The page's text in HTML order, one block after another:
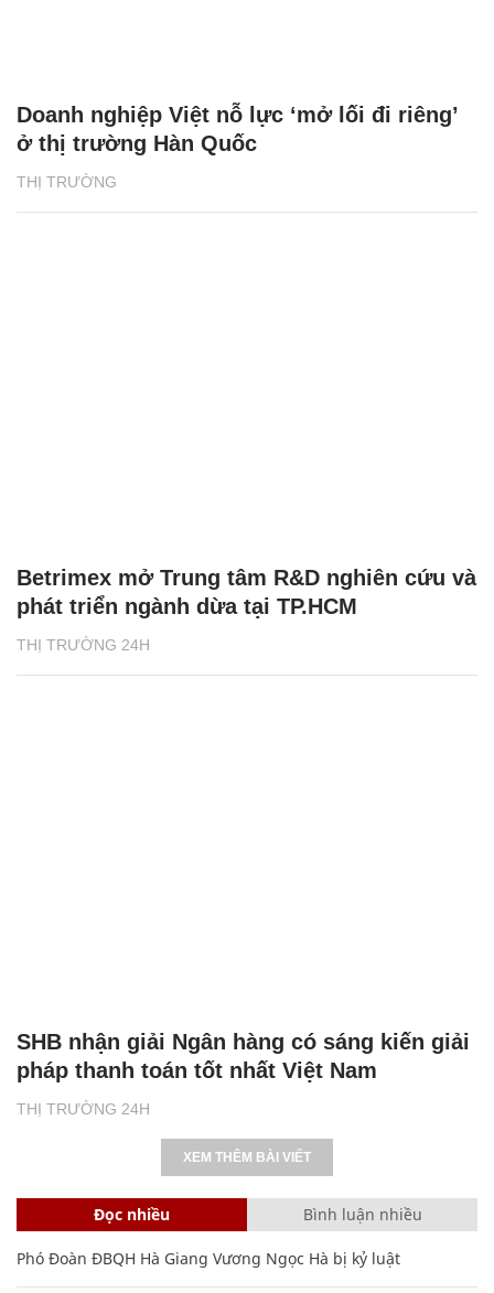
THỊ TRƯỜNG
Doanh nghiệp Việt nỗ lực ‘mở lối đi riêng’
ở thị trường Hàn Quốc
THỊ TRƯỜNG 24H
Betrimex mở Trung tâm R&D nghiên cứu và
phát triển ngành dừa tại TP.HCM
THỊ TRƯỜNG 24H
SHB nhận giải Ngân hàng có sáng kiến giải
pháp thanh toán tốt nhất Việt Nam
XEM THÊM BÀI VIẾT
Đọc nhiều Bình luận nhiều
Phó Đoàn ĐBQH Hà Giang Vương Ngọc Hà bị kỷ luật